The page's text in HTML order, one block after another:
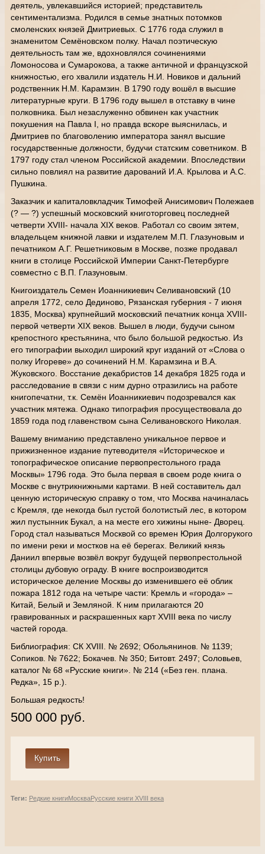
деятель, увлекавшийся историей; представитель
сентиментализма. Родился в семье знатных потомков
смоленских князей Дмитриевых. С 1776 года служил в
знаменитом Семёновском полку. Начал поэтическую
деятельность там же, вдохновлялся сочинениями
Ломоносова и Сумарокова, а также античной и французской
книжностью, его хвалили издатель Н.И. Новиков и дальний
родственник Н.М. Карамзин. В 1790 году вошёл в высшие
литературные круги. В 1796 году вышел в отставку в чине
полковника. Был незаслуженно обвинен как участник
покушения на Павла I, но правда вскоре выяснилась, и
Дмитриев по благоволению императора занял высшие
государственные должности, будучи статским советником. В
1797 году стал членом Российской академии. Впоследствии
сильно повлиял на развитие дарований И.А. Крылова и А.С.
Пушкина.
Заказчик и капиталовкладчик Тимофей Анисимович Полежаев
(? — ?) успешный московский книготорговец последней
четверти XVIII- начала XIX веков. Работал со своим зятем,
владельцем книжной лавки и издателем М.П. Глазуновым и
печатником А.Г. Решетниковым в Москве, позже продавал
книги в столице Российской Империи Санкт-Петербурге
совместно с В.П. Глазуновым.
Книгоиздатель Семен Иоанникиевич Селивановский (10
апреля 1772, село Дединово, Рязанская губерния - 7 июня
1835, Москва) крупнейший московский печатник конца XVIII-
первой четверти XIX веков. Вышел в люди, будучи сыном
крепостного крестьянина, что было большой редкостью. Из
его типографии выходил широкий круг изданий от «Слова о
полку Игореве» до сочинений Н.М. Карамзина и В.А.
Жуковского. Восстание декабристов 14 декабря 1825 года и
расследование в связи с ним дурно отразились на работе
книгопечатни, т.к. Семён Иоанникиевич подозревался как
участник мятежа. Однако типография просуществовала до
1859 года под главенством сына Селивановского Николая.
Вашему вниманию представлено уникальное первое и
прижизненное издание путеводителя «Историческое и
топографическое описание первопрестольного града
Москвы» 1796 года. Это была первая в своем роде книга о
Москве с внутрикнижными картами. В ней составитель дал
ценную историческую справку о том, что Москва начиналась
с Кремля, где некогда был густой болотистый лес, в котором
жил пустынник Букал, а на месте его хижины ныне- Дворец.
Город стал называться Москвой со времен Юрия Долгорукого
по имени реки и мостков на её берегах. Великий князь
Даниил впервые возвёл вокруг будущей первопрестольной
столицы дубовую ограду. В книге воспроизводится
историческое деление Москвы до изменившего её облик
пожара 1812 года на четыре части: Кремль и «города» –
Китай, Белый и Земляной. К ним прилагаются 20
гравированных и раскрашенных карт XVIII века по числу
частей города.
Библиография: СК XVIII. № 2692; Обольянинов. № 1139;
Сопиков. № 7622; Бокачев. № 350; Битовт. 2497; Соловьев,
каталог № 68 «Русские книги». № 214 («Без ген. плана.
Редка», 15 р.).
Большая редкость!
500 000 руб.
Теги: Редкие книгиМоскваРусские книги XVIII века